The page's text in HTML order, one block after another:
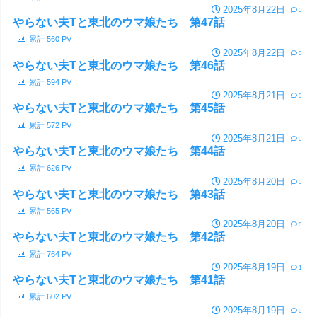
2025年8月22日 0
やらない夫Tと東北のウマ娘たち 第47話
累計 560 PV
2025年8月22日 0
やらない夫Tと東北のウマ娘たち 第46話
累計 594 PV
2025年8月21日 0
やらない夫Tと東北のウマ娘たち 第45話
累計 572 PV
2025年8月21日 0
やらない夫Tと東北のウマ娘たち 第44話
累計 626 PV
2025年8月20日 0
やらない夫Tと東北のウマ娘たち 第43話
累計 565 PV
2025年8月20日 0
やらない夫Tと東北のウマ娘たち 第42話
累計 764 PV
2025年8月19日 1
やらない夫Tと東北のウマ娘たち 第41話
累計 602 PV
2025年8月19日 0